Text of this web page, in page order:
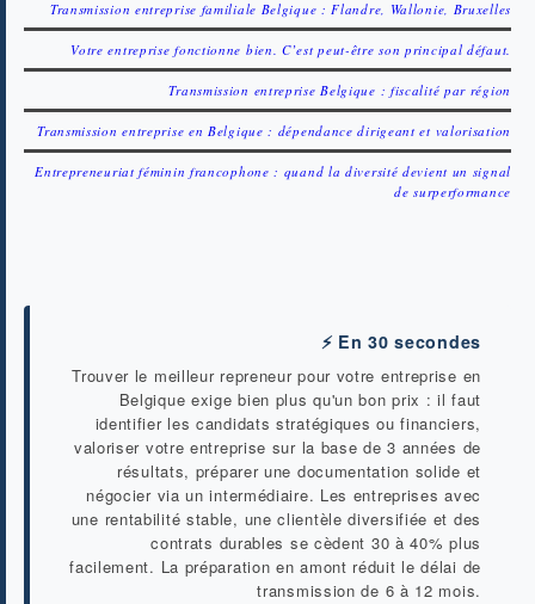
Transmission entreprise familiale Belgique : Flandre, Wallonie, Bruxelles
Votre entreprise fonctionne bien. C’est peut-être son principal défaut.
Transmission entreprise Belgique : fiscalité par région
Transmission entreprise en Belgique : dépendance dirigeant et valorisation
Entrepreneuriat féminin francophone : quand la diversité devient un signal
de surperformance
⚡ En 30 secondes
Trouver le meilleur repreneur pour votre entreprise en
Belgique exige bien plus qu'un bon prix : il faut
identifier les candidats stratégiques ou financiers,
valoriser votre entreprise sur la base de 3 années de
résultats, préparer une documentation solide et
négocier via un intermédiaire. Les entreprises avec
une rentabilité stable, une clientèle diversifiée et des
contrats durables se cèdent 30 à 40% plus
facilement. La préparation en amont réduit le délai de
transmission de 6 à 12 mois.